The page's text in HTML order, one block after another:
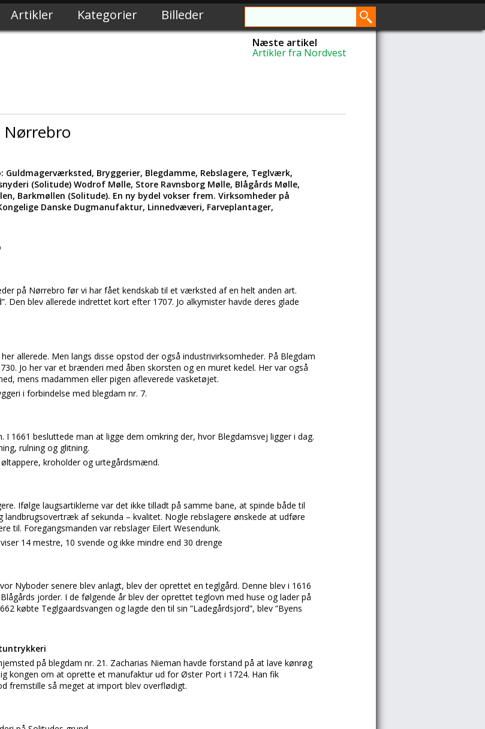
Artikler Kategorier Billeder
Næste artikel
Artikler fra Nordvest
Guldmagerværksted, Bryggerier, Blegdamme, Rebslagere, Teglværk,
(Solitude) Wodrof Mølle, Store Ravnsborg Mølle, Blågårds Mølle,
Barkmøllen (Solitude). En ny bydel vokser frem. Virksomheder på
Danske Dugmanufaktur, Linnedvæveri, Farveplantager,
på Nørrebro før vi har fået kendskab til et værksted af en helt anden art.
Den blev allerede indrettet kort efter 1707. Jo alkymister havde deres glade
allerede. Men langs disse opstod der også industrivirksomheder. På Blegdam
Jo her var et brænderi med åben skorsten og en muret kedel. Her var også
mens madammen eller pigen afleverede vasketøjet.
i forbindelse med blegdam nr. 7.
I 1661 besluttede man at ligge dem omkring der, hvor Blegdamsvej ligger i dag.
rulning og glitning.
kroholder og urtegårdsmænd.
Ifølge laugsartiklerne var det ikke tilladt på samme bane, at spinde både til
af sekunda – kvalitet. Nogle rebslagere ønskede at udføre
til. Foregangsmanden var rebslager Eilert Wesendunk.
14 mestre, 10 svende og ikke mindre end 30 drenge
Nyboder senere blev anlagt, blev der oprettet en teglgård. Denne blev i 1616
jorder. I de følgende år blev der oprettet teglovn med huse og lader på
købte Teglgaardsvangen og lagde den til sin ”Ladegårdsjord”, blev ”Byens
på blegdam nr. 21. Zacharias Nieman havde forstand på at lave kønrøg
kongen om at oprette et manufaktur ud for Øster Port i 1724. Han fik
fremstille så meget at import blev overflødigt.